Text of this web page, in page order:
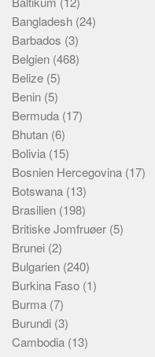
Bangladesh (24)
Barbados (3)
Belgien (468)
Belize (5)
Benin (5)
Bermuda (17)
Bhutan (6)
Bolivia (15)
Bosnien Hercegovina (17)
Botswana (13)
Brasilien (198)
Britiske Jomfruøer (5)
Brunei (2)
Bulgarien (240)
Burkina Faso (1)
Burma (7)
Burundi (3)
Cambodia (13)